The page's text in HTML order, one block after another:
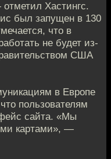
Хастингс.
был запущен в 130
что в
не будет из-
США
в Европе
пользователям
сайта. «Мы
картами», —